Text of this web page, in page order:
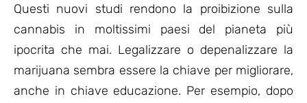
Questi nuovi studi rendono la proibizione sulla
cannabis in moltissimi paesi del pianeta più
ipocrita che mai. Legalizzare o depenalizzare la
marijuana sembra essere la chiave per migliorare,
anche in chiave educazione. Per esempio, dopo